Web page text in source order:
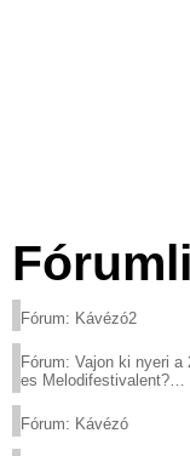
Fórum: Kávézó2
Fórum: Vajon ki nyeri a
es Melodifestivalent?
Fórum: Kávézó